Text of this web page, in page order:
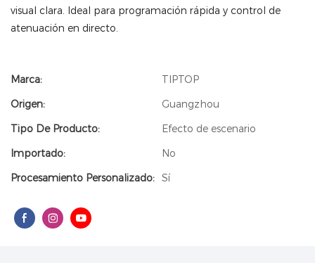
visual clara. Ideal para programación rápida y control de
atenuación en directo.
Marca:
TIPTOP
Origen:
Guangzhou
Tipo De Producto:
Efecto de escenario
Importado:
No
Procesamiento Personalizado: Sí